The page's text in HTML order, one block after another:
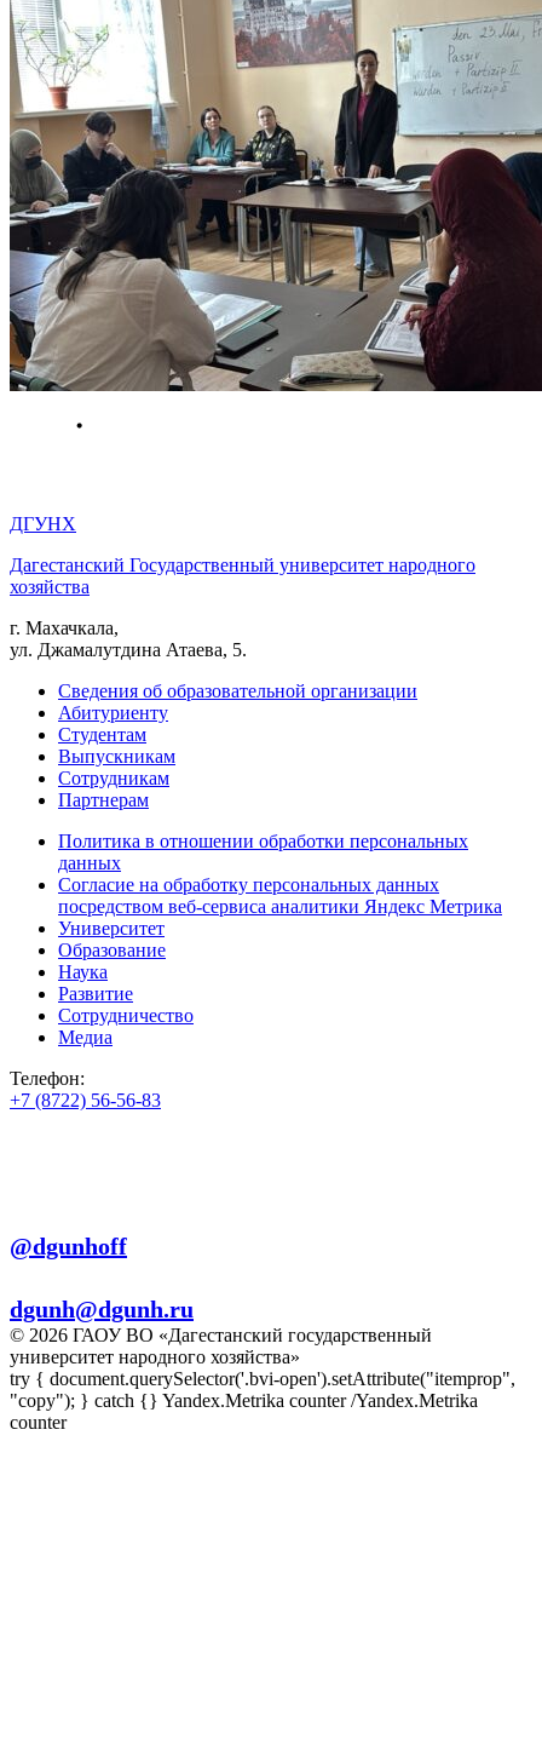
ДГУНХ
Дагестанский Государственный университет народного
хозяйства
г. Махачкала,
ул. Джамалутдина Атаева, 5.
Сведения об образовательной организации
Абитуриенту
Студентам
Выпускникам
Сотрудникам
Партнерам
Политика в отношении обработки персональных
данных
Согласие на обработку персональных данных
посредством веб-сервиса аналитики Яндекс Метрика
Университет
Образование
Наука
Развитие
Сотрудничество
Медиа
Телефон:
+7 (8722) 56-56-83
@dgunhoff
dgunh@dgunh.ru
© 2026 ГАОУ ВО «Дагестанский государственный
университет народного хозяйства»
try { document.querySelector('.bvi-open').setAttribute("itemprop",
"copy"); } catch {} Yandex.Metrika counter/Yandex.Metrika
counter